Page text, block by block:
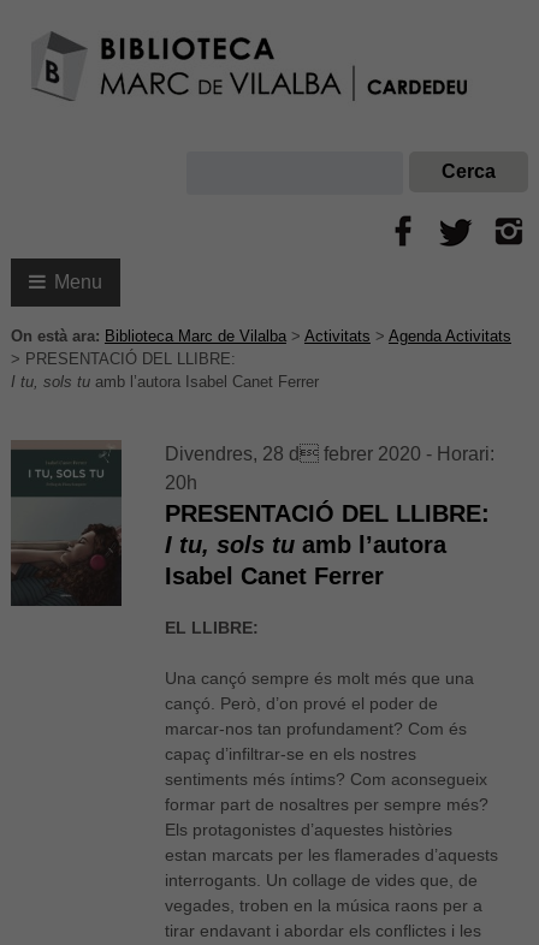
Menu
On està ara: Biblioteca Marc de Vilalba> Activitats > Agenda Activitats
> PRESENTACIÓ DEL LLIBRE:
I tu, sols tuamb l’autora Isabel Canet Ferrer
Divendres, 28 d febrer 2020 - Horari:
20h
PRESENTACIÓ DEL LLIBRE:
I tu, sols tu amb l’autora
Isabel Canet Ferrer
EL LLIBRE:
Una cançó sempre és molt més que una
cançó. Però, d’on prové el poder de
marcar-nos tan profundament? Com és
capaç d’infiltrar-se en els nostres
sentiments més íntims? Com aconsegueix
formar part de nosaltres per sempre més?
Els protagonistes d’aquestes històries
estan marcats per les flamerades d’aquests
interrogants. Un collage de vides que, de
vegades, troben en la música raons per a
tirar endavant i abordar els conflictes i les